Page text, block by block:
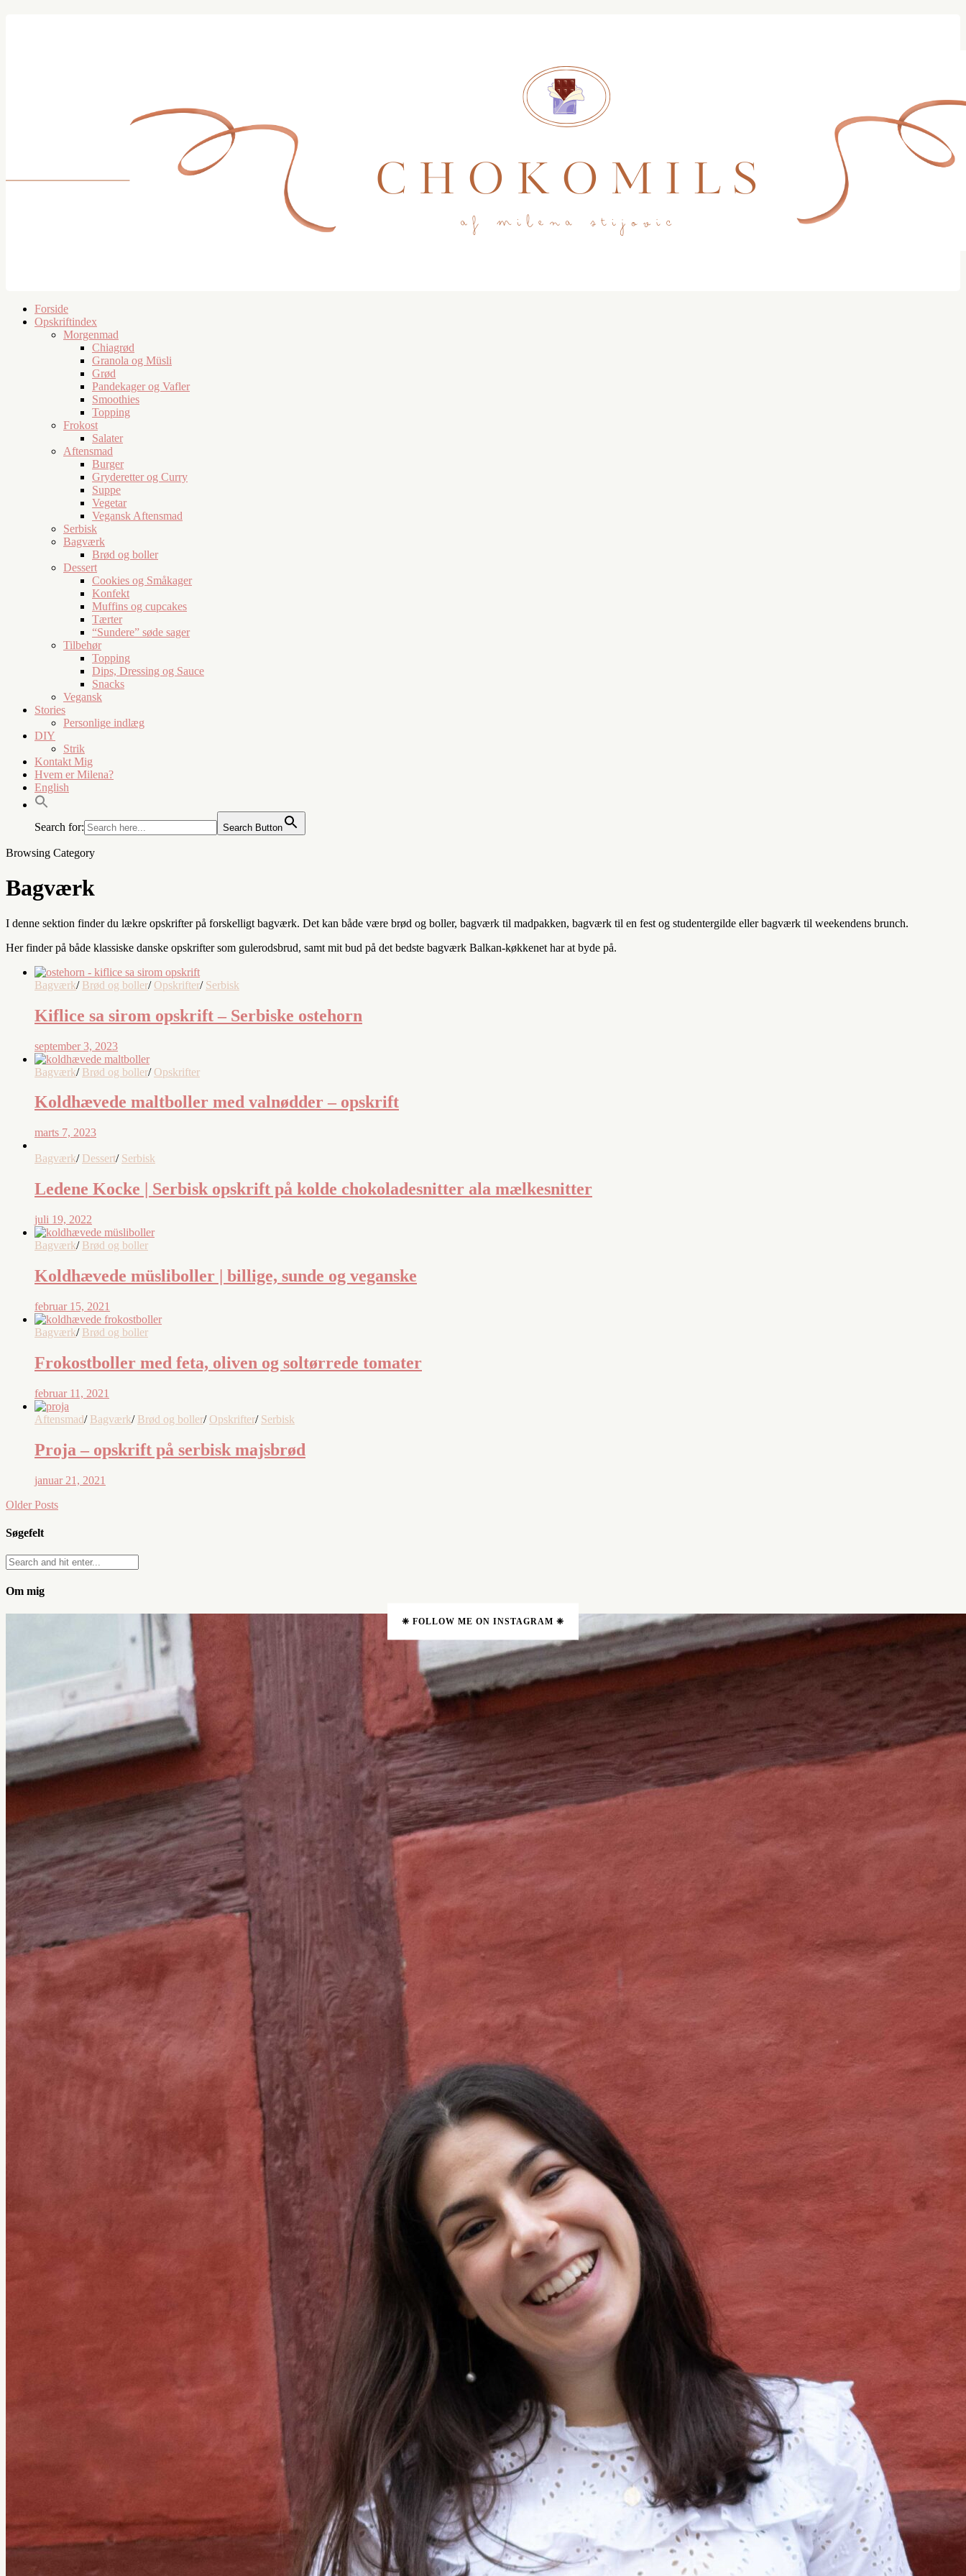
Forside
Opskriftindex
Morgenmad
Chiagrød
Granola og Müsli
Grød
Pandekager og Vafler
Smoothies
Topping
Frokost
Salater
Aftensmad
Burger
Gryderetter og Curry
Suppe
Vegetar
Vegansk Aftensmad
Serbisk
Bagværk
Brød og boller
Dessert
Cookies og Småkager
Konfekt
Muffins og cupcakes
Tærter
“Sundere” søde sager
Tilbehør
Topping
Dips, Dressing og Sauce
Snacks
Vegansk
Stories
Personlige indlæg
DIY
Strik
Kontakt Mig
Hvem er Milena?
English
Search for: Search Button
Browsing Category
Bagværk
I denne sektion finder du lækre opskrifter på forskelligt bagværk. Det kan både være brød og boller, bagværk til madpakken, bagværk til en fest og studentergilde eller bagværk til weekendens brunch.
Her finder på både klassiske danske opskrifter som gulerodsbrud, samt mit bud på det bedste bagværk Balkan-køkkenet har at byde på.
Bagværk/ Brød og boller/ Opskrifter/ Serbisk
Kiflice sa sirom opskrift – Serbiske ostehorn
september 3, 2023
Bagværk/ Brød og boller/ Opskrifter
Koldhævede maltboller med valnødder – opskrift
marts 7, 2023
Bagværk/ Dessert/ Serbisk
Ledene Kocke | Serbisk opskrift på kolde chokoladesnitter ala mælkesnitter
juli 19, 2022
Bagværk/ Brød og boller
Koldhævede müsliboller | billige, sunde og veganske
februar 15, 2021
Bagværk/ Brød og boller
Frokostboller med feta, oliven og soltørrede tomater
februar 11, 2021
Aftensmad/ Bagværk/ Brød og boller/ Opskrifter/ Serbisk
Proja – opskrift på serbisk majsbrød
januar 21, 2021
Older Posts
Søgefelt
Om mig
❈ FOLLOW ME ON INSTAGRAM ❈